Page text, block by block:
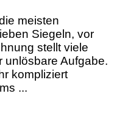
meisten
Siegeln, vor
stellt viele
unlösbare Aufgabe.
kompliziert
...